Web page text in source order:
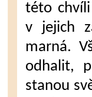
této
v jejich
marná.
odhalit,
stanou